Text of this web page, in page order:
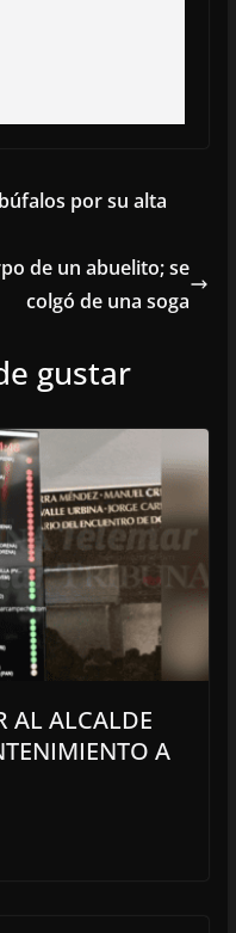
por su alta
de un abuelito; se
colgó de una soga
gustar
AL ALCALDE
A